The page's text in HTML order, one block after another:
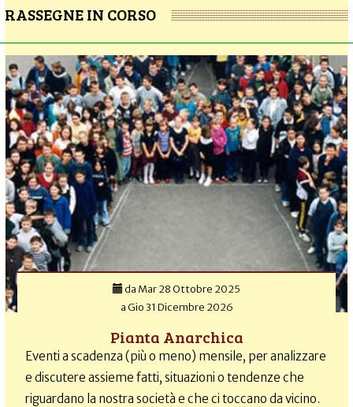
RASSEGNE IN CORSO
da Mar 28 Ottobre 2025
aGio 31 Dicembre 2026
Pianta Anarchica
Eventi a scadenza (più o meno) mensile, per analizzare
e discutere assieme fatti, situazioni o tendenze che
riguardano la nostra società e che ci toccano da vicino.